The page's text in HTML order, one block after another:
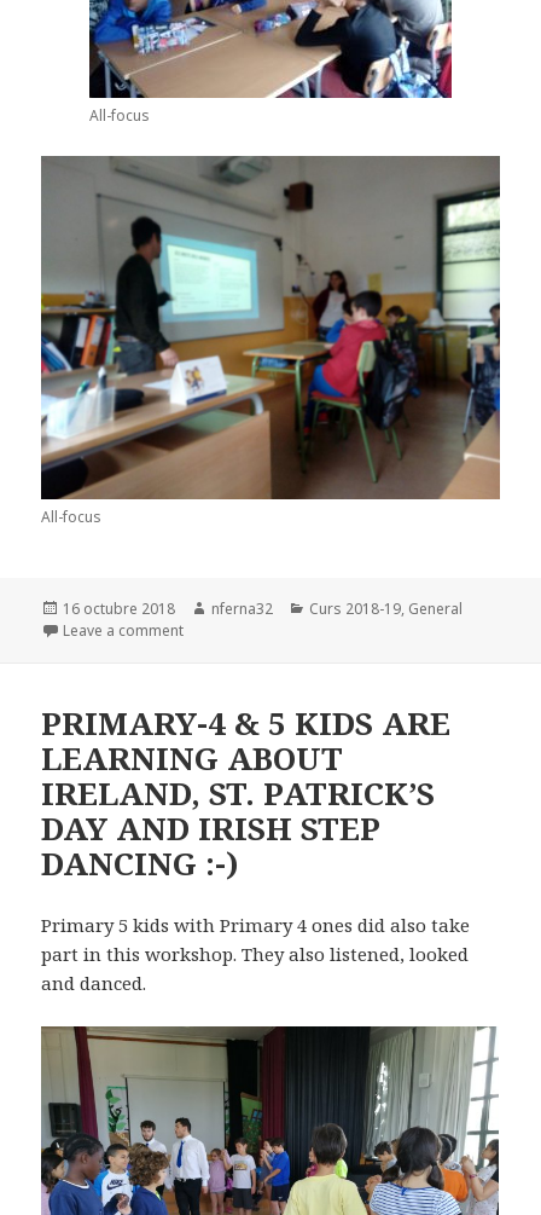
All-focus
All-focus
Posted
on
16 octubre 2018 Author
nferna32 Categories
Curs 2018-19, General
Leave a comment
PRIMARY-4 & 5 KIDS ARE
LEARNING ABOUT
IRELAND, ST. PATRICK’S
DAY AND IRISH STEP
DANCING :-)
Primary 5 kids with Primary 4 ones did also take
part in this workshop. They also listened, looked
and danced.